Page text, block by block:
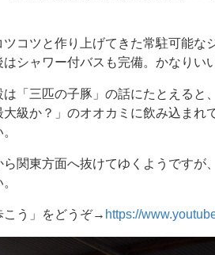
コツと作り上げてきた常駐可能な
シャワー付バスも完備。かなりい
「三匹の子豚」の話にたとえると
級か？」のオオカミに飲み込まれ
関東方面へ抜けてゆくようですが
う」をどうぞ→ https://